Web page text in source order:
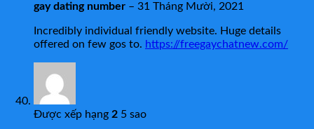
gay dating number – 31 Tháng Mười, 2021
Incredibly individual friendly website. Huge details
offered on few gos to. https://freegaychatnew.com/
Được xếp hạng 2 5 sao